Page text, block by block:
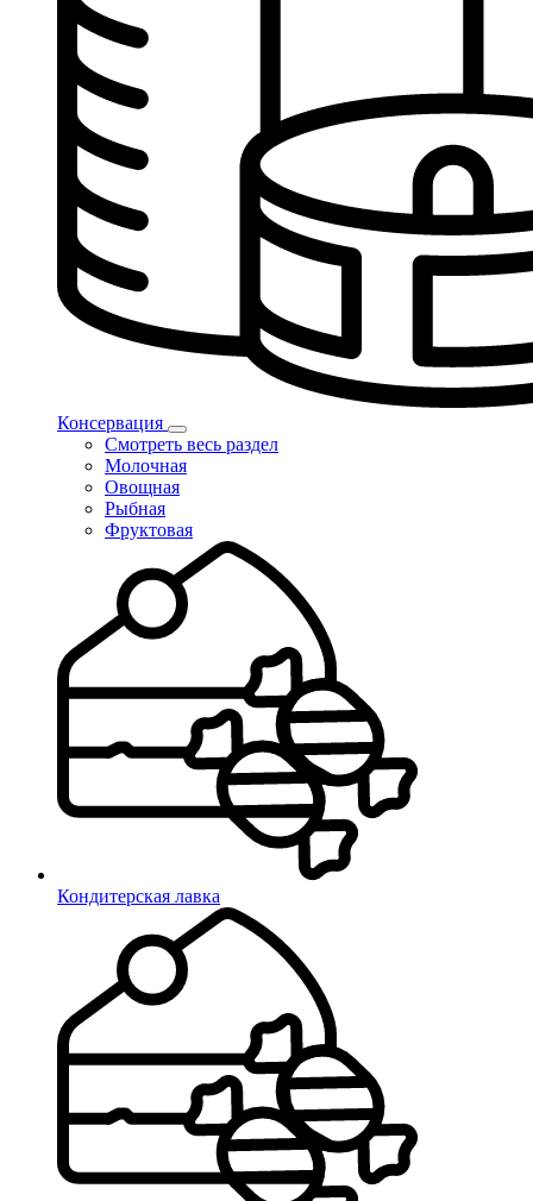
Консервация
Смотреть весь раздел
Молочная
Овощная
Рыбная
Фруктовая
Кондитерская лавка